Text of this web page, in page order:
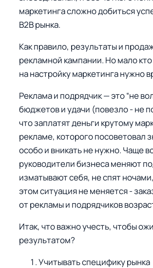
маркетинга сложно добиться
B2B рынка.
Как правило, результаты и
рекламной кампании. Но мало
на настройку маркетинга нужно
Реклама и подрядчик — это “не
бюджетов и удачи (повезло - не
что заплатят деньги крутому
рекламе, которого посоветовал
особо и вникать не нужно. Чаще
руководители бизнеса меняют
изматывают себя, не спят
этом ситуация не меняется -
от рекламы и подрядчиков
Итак, что важно учесть, чтобы
результатом?
Учитывать специфику рынка